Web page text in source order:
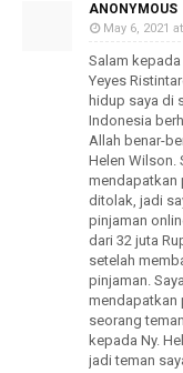
ANONYMOUS
May 6, 2021
Salam
Yeyes
hidup saya di
Indonesia
Allah benar-
Helen Wilson.
mendapatkan
ditolak, jadi
pinjaman
dari 32 juta
setelah
pinjaman.
mendapatkan
seorang
kepada Ny.
jadi teman